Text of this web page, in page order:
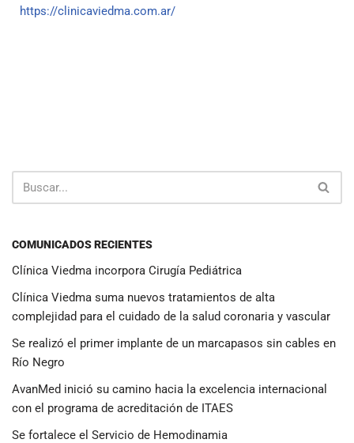
https://clinicaviedma.com.ar/
COMUNICADOS RECIENTES
Clínica Viedma incorpora Cirugía Pediátrica
Clínica Viedma suma nuevos tratamientos de alta
complejidad para el cuidado de la salud coronaria y vascular
Se realizó el primer implante de un marcapasos sin cables en
Río Negro
AvanMed inició su camino hacia la excelencia internacional
con el programa de acreditación de ITAES
Se fortalece el Servicio de Hemodinamia